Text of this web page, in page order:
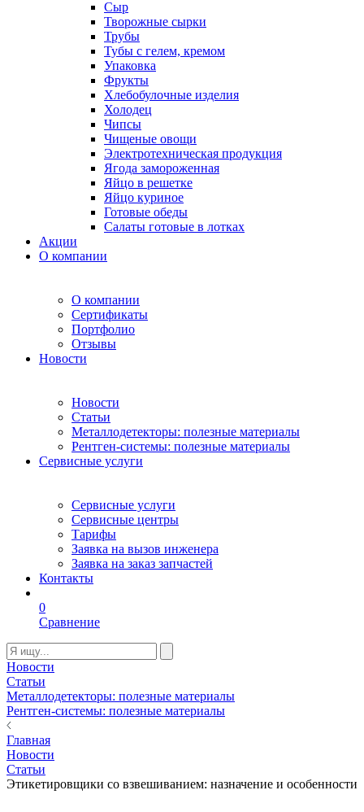
Сыр
Творожные сырки
Трубы
Тубы с гелем, кремом
Упаковка
Фрукты
Хлебобулочные изделия
Холодец
Чипсы
Чищеные овощи
Электротехническая продукция
Ягода замороженная
Яйцо в решетке
Яйцо куриное
Готовые обеды
Салаты готовые в лотках
Акции
О компании
О компании
Сертификаты
Портфолио
Отзывы
Новости
Новости
Статьи
Металлодетекторы: полезные материалы
Рентген-системы: полезные материалы
Сервисные услуги
Сервисные услуги
Сервисные центры
Тарифы
Заявка на вызов инженера
Заявка на заказ запчастей
Контакты
0
Сравнение
Новости
Статьи
Металлодетекторы: полезные материалы
Рентген-системы: полезные материалы
Главная
Новости
Статьи
Этикетировщики со взвешиванием: назначение и особенности